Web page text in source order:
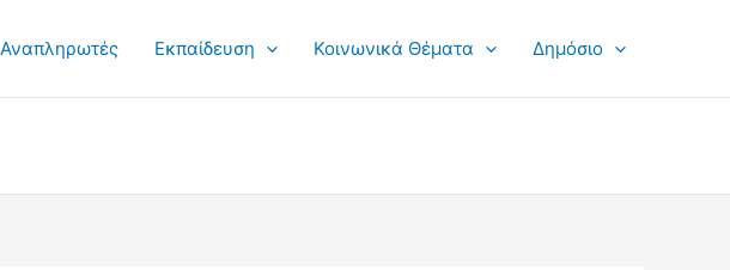
Αναπληρωτές Εκπαίδευση Κοινωνικά Θέματα Δημόσιο